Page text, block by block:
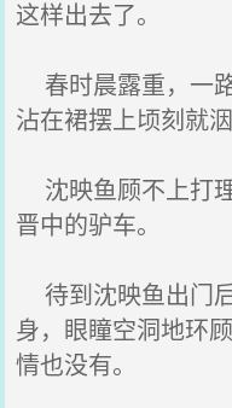
这样出去了。
春时晨露重，一
沾在裙摆上顷刻就
沈映鱼顾不上打
晋中的驴车。
待到沈映鱼出门
身，眼瞳空洞地环
情也没有。